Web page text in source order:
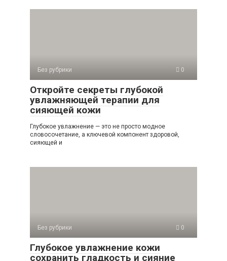
Без рубрики 0
Откройте секреты глубокой
увлажняющей терапии для
сияющей кожи
Глубокое увлажнение — это не просто модное
словосочетание, а ключевой компонент здоровой,
сияющей и
Без рубрики 0
Глубокое увлажнение кожи
сохранить гладкость и сияние